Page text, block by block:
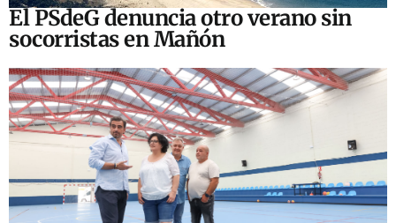
El PSdeG denuncia otro verano sin
socorristas en Mañón